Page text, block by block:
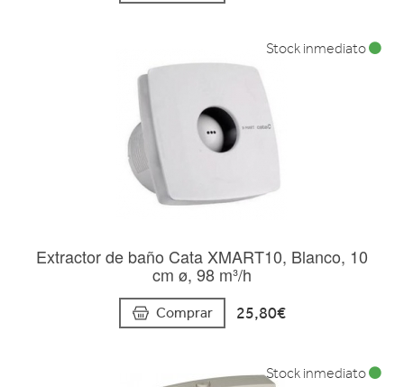
Extractor de baño Cata XMART10, Blanco, 10
cm ø, 98 m³/h
Comprar 25,80€
Stock inmediato
Stock inmediato